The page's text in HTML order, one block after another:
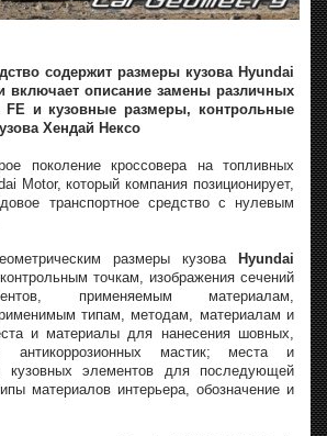
содержит размеры кузова Hyundai
включает описание замены различных
FE и кузовные размеры, контрольные
Хендай Нексо
поколение кроссовера на топливных
Motor, который компания позиционирует,
транспортное средство с нулевым
размеры кузова
Hyundai
точкам, изображения сечений
применяемым материалам,
типам, методам, материалам и
и материалы для нанесения шовных,
антикоррозионных мастик; места и
кузовных элементов для последующей
материалов интерьера, обозначение и